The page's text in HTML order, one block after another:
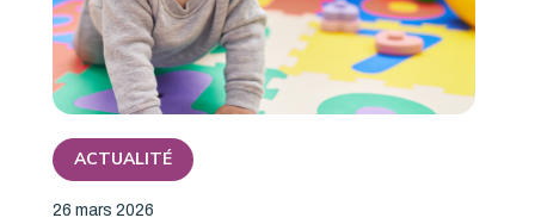
ACTUALITÉ
26 mars 2026